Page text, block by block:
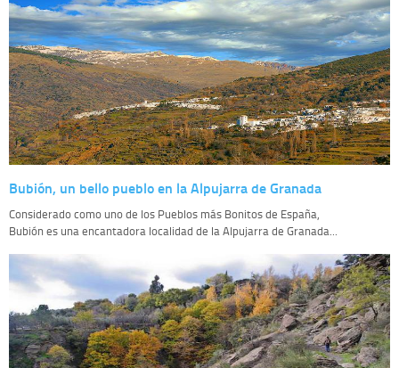
Bubión, un bello pueblo en la Alpujarra de Granada
Considerado como uno de los Pueblos más Bonitos de España,
Bubión es una encantadora localidad de la Alpujarra de Granada...